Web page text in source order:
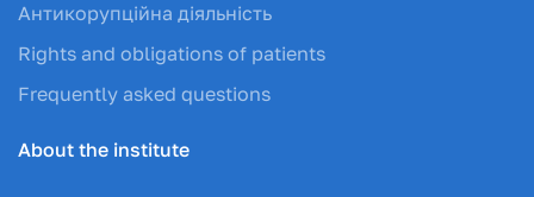
Антикорупційна діяльність
Rights and obligations of patients
Frequently asked questions
About the institute